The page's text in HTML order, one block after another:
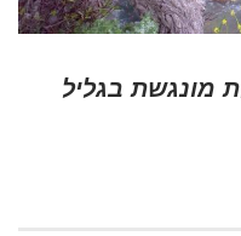
מונגשת בגליל